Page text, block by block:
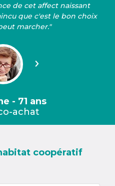
de cet affect naissant
que c'est le bon choix
marcher."
Suivant
- 71 ans
achat
coopératif